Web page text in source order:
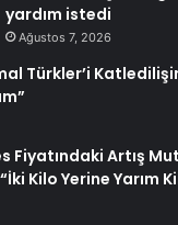
yardım istedi
Ağustos 7, 2026
Türkler’i
Fiyatındaki Artış
Kilo Yerine Yarım